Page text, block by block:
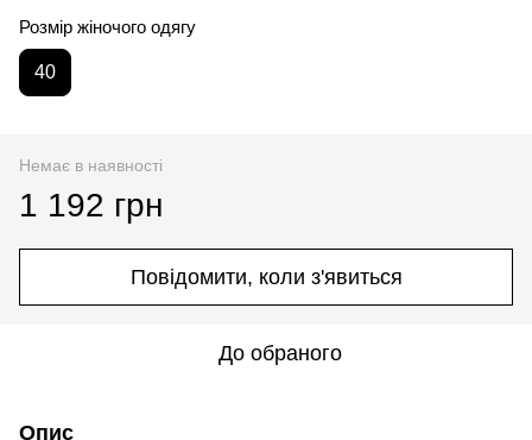
Розмір жіночого одягу
40
Немає в наявності
1 192 грн
Повідомити, коли з'явиться
До обраного
Опис